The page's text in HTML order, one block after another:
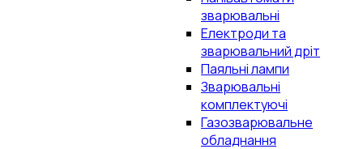
зварювальні
Електроди та
зварювальний дріт
Паяльні лампи
Зварювальні
комплектуючі
Газозварювальне
обладнання